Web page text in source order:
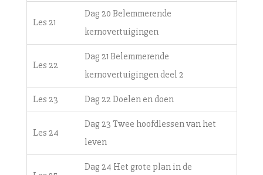
Les 21
Dag 20 Belemmerende
kernovertuigingen
Les 22
Dag 21 Belemmerende
kernovertuigingen deel 2
Les 23 Dag 22 Doelen en doen
Les 24
Dag 23 Twee hoofdlessen van het
leven
Dag 24 Het grote plan in de